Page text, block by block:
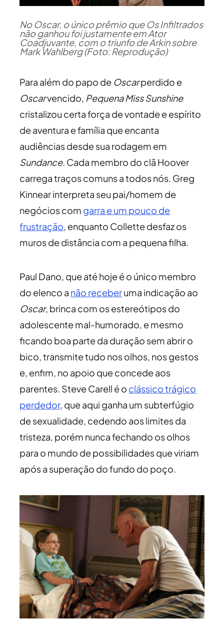
No Oscar, o único prêmio que Os Infiltrados
não ganhou foi justamente em Ator
Coadjuvante, com o triunfo de Arkin sobre
Mark Wahlberg (Foto: Reprodução)
Para além do papo de Oscarperdido e
Oscarvencido, Pequena Miss Sunshine
cristalizou certa força de vontade e espírito
de aventura e família que encanta
audiências desde sua rodagem em
Sundance. Cada membro do clã Hoover
carrega traços comuns a todos nós. Greg
Kinnear interpreta seu pai/homem de
negócios com garra e um pouco de
frustração, enquanto Collette desfaz os
muros de distância com a pequena filha.
Paul Dano, que até hoje é o único membro
do elenco a não receberuma indicação ao
Oscar, brinca com os estereótipos do
adolescente mal-humorado, e mesmo
ficando boa parte da duração sem abrir o
bico, transmite tudo nos olhos, nos gestos
e, enfim, no apoio que concede aos
parentes. Steve Carell é o clássico trágico
perdedor, que aqui ganha um subterfúgio
de sexualidade, cedendo aos limites da
tristeza, porém nunca fechando os olhos
para o mundo de possibilidades que viriam
após a superação do fundo do poço.